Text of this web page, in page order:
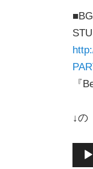
『
↓の